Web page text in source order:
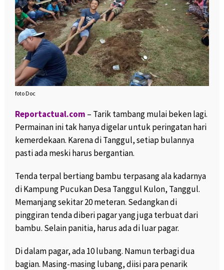
foto Doc
Reportactual.com – Tarik tambang mulai beken lagi.
Permainan ini tak hanya digelar untuk peringatan hari
kemerdekaan. Karena di Tanggul, setiap bulannya
pasti ada meski harus bergantian.
Tenda terpal bertiang bambu terpasang ala kadarnya
di Kampung Pucukan Desa Tanggul Kulon, Tanggul.
Memanjang sekitar 20 meteran. Sedangkan di
pinggiran tenda diberi pagar yang juga terbuat dari
bambu. Selain panitia, harus ada di luar pagar.
Di dalam pagar, ada 10 lubang. Namun terbagi dua
bagian. Masing-masing lubang, diisi para penarik